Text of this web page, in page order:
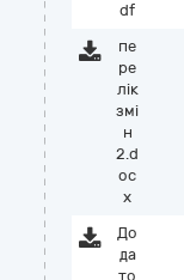
df
пе
ре
лік
змі
н
2.d
oc
x
До
да
то